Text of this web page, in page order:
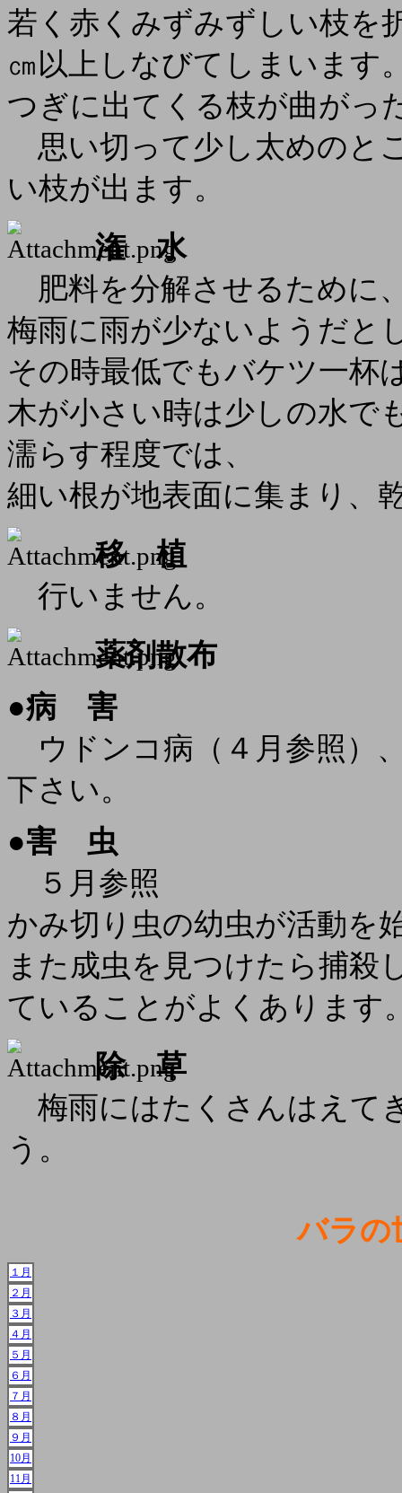
若く赤くみずみずしい枝を
㎝以上しなびてしまいます
つぎに出てくる枝が曲がっ
思い切って少し太めのと
い枝が出ます。
潅 水
肥料を分解させるために
梅雨に雨が少ないようだと
その時最低でもバケツ一杯
木が小さい時は少しの水で
濡らす程度では、
細い根が地表面に集まり、
移 植
行いません。
薬剤散布
●病 害
ウドンコ病（４月参照）
下さい。
●害 虫
５月参照
かみ切り虫の幼虫が活動を
また成虫を見つけたら捕殺
ていることがよくあります
除 草
梅雨にはたくさんはえて
う。
バラの
１月
２月
３月
４月
５月
６月
７月
８月
９月
10月
11月